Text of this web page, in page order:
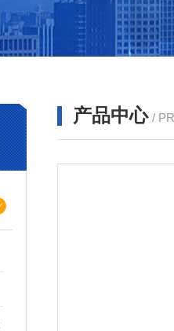
产品中心 /